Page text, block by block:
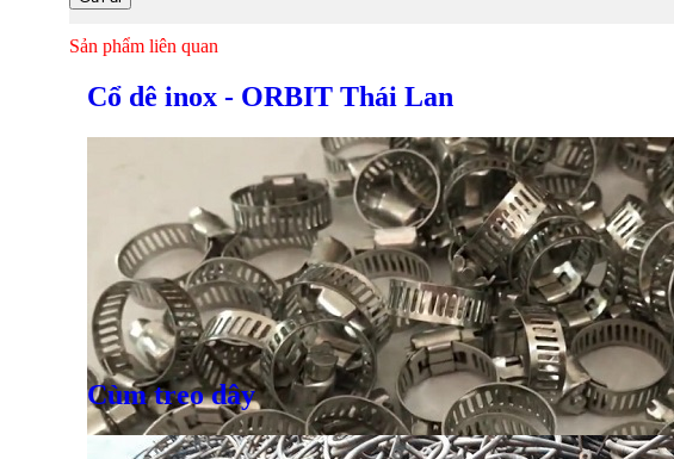
Giá bánVND
Bulong inox - DIN933, DIN931
Sản phẩm liên quan
Cổ dê inox - ORBIT Thái Lan
Cùm treo dây